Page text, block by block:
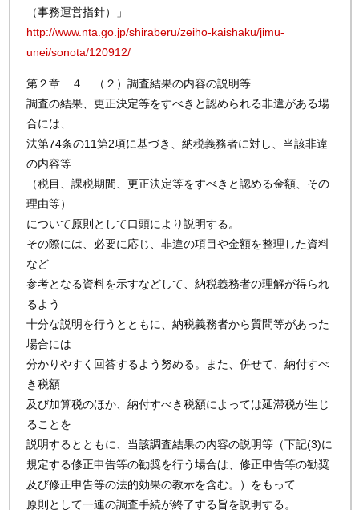
（事務運営指針）」
http://www.nta.go.jp/shiraberu/zeiho-kaishaku/jimu-
unei/sonota/120912/
第２章 ４ （２）調査結果の内容の説明等
調査の結果、更正決定等をすべきと認められる非違がある場
合には、
法第74条の11第2項に基づき、納税義務者に対し、当該非違
の内容等
（税目、課税期間、更正決定等をすべきと認める金額、その
理由等）
について原則として口頭により説明する。
その際には、必要に応じ、非違の項目や金額を整理した資料
など
参考となる資料を示すなどして、納税義務者の理解が得られ
るよう
十分な説明を行うとともに、納税義務者から質問等があった
場合には
分かりやすく回答するよう努める。また、併せて、納付すべ
き税額
及び加算税のほか、納付すべき税額によっては延滞税が生じ
ることを
説明するとともに、当該調査結果の内容の説明等（下記(3)に
規定する修正申告等の勧奨を行う場合は、修正申告等の勧奨
及び修正申告等の法的効果の教示を含む。）をもって
原則として一連の調査手続が終了する旨を説明する。